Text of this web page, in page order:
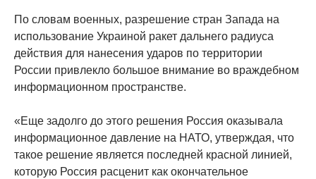
По словам военных, разрешение стран Запада на
использование Украиной ракет дальнего радиуса
действия для нанесения ударов по территории
России привлекло большое внимание во враждебном
информационном пространстве.
«Еще задолго до этого решения Россия оказывала
информационное давление на НАТО, утверждая, что
такое решение является последней красной линией,
которую Россия расценит как окончательное